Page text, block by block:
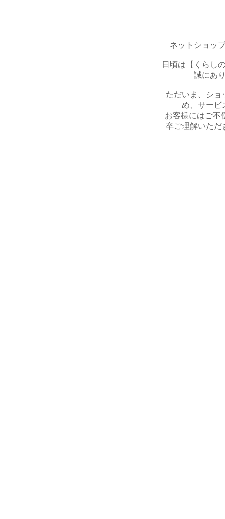
ネットショッ
日頃は【くらし
誠にあ
ただいま、ショ
め、サービ
お客様にはご不
卒ご理解いただ